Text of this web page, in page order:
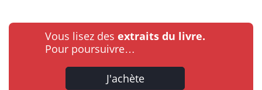
Vous lisez des extraits du livre.
Pour poursuivre…
J'achète